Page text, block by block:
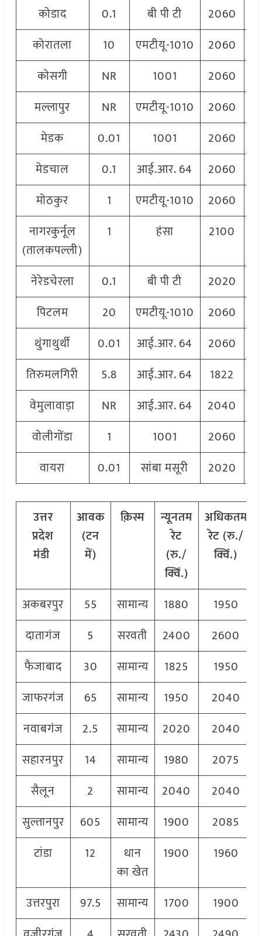
कोडाद 0.1 बी पी टी 2060
कोरातला
10 एमटीयू-1010 2060
कोसगी
NR 1001 2060
मल्लापुर
NR एमटीयू-1010 2060
मेडक
0.01 1001 2060
मेडचाल
0.1 आई.आर. 64 2060
मोठकुर
1 एमटीयू-1010 2060
नागरकुर्नूल
(तालकपल्ली)
1 हंसा 2100
नेरेडचेरला 0.1 बी पी टी 2020
पिटलम
20 एमटीयू-1010 2060
थुंगाथुर्थी
0.01 आई.आर. 64 2060
तिरुमलगिरी
5.8 आई.आर. 64 1822
वेमुलावाड़ा
NR आई.आर. 64 2040
वोलीगोंडा
1 1001 2060
वायरा
0.01 सांबा मसूरी 2020
उत्तर
प्रदेश
मंडी
आवक
(टन
में)
क़िस्म
न्यूनतम
रेट
(रु./
क्विं.)
अधिकतम
रेट (रु./
क्विं.)
अकबरपुर 55 सामान्य 1880
1950
दातागंज
5 सरवती 2400 2600
फैजाबाद
30 सामान्य 1825 1950
जाफरगंज
65 सामान्य 1950 2040
नवाबगंज
2.5 सामान्य 2020 2040
सहारनपुर
14 सामान्य 1980 2075
सैलून
2 सामान्य 2040 2040
सुल्तानपुर
605 सामान्य 1900 2085
टांडा
12
धान
का खेत
1900 1960
उत्तरपुरा 97.5 सामान्य 1700 1900